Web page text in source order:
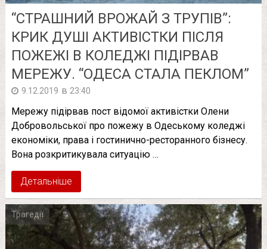
“СТРАШНИЙ ВРОЖАЙ З ТРУПІВ”:
КРИК ДУШІ АКТИВІСТКИ ПІСЛЯ
ПОЖЕЖІ В КОЛЕДЖІ ПІДІРВАВ
МЕРЕЖУ. “ОДЕСА СТАЛА ПЕКЛОМ”
9.12.2019 в 23:40
Мережу підірвав пост відомої активістки Олени
Добровольської про пожежу в Одеському коледжі
економіки, права і гостинично-ресторанного бізнесу.
Вона розкритикувала ситуацію …
Детальніше
Трагедії